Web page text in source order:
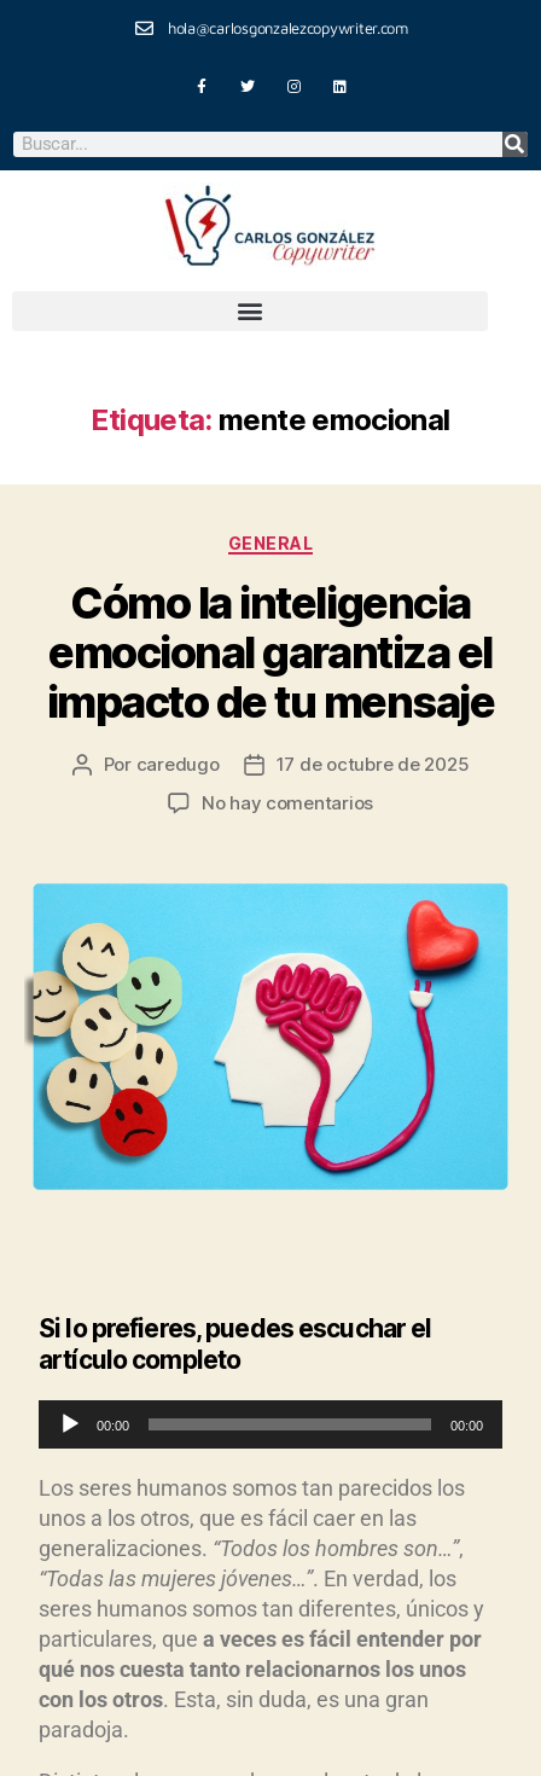
hola@carlosgonzalezcopywriter.com
Etiqueta: mente emocional
GENERAL
Cómo la inteligencia
emocional garantiza el
impacto de tu mensaje
Por caredugo
17 de octubre de 2025
No hay comentarios
Si lo prefieres, puedes escuchar el
artículo completo
e
p
r
o
d
u
c
t
o
r
00:00 00:00
Los seres humanos somos tan parecidos los
unos a los otros, que es fácil caer en las
generalizaciones. “Todos los hombres son…”,
“Todas las mujeres jóvenes…”. En verdad, los
seres humanos somos tan diferentes, únicos y
particulares, que a veceses fácil entender por
qué nos cuesta tanto relacionarnos los unos
con los otros. Esta, sin duda, es una gran
paradoja.